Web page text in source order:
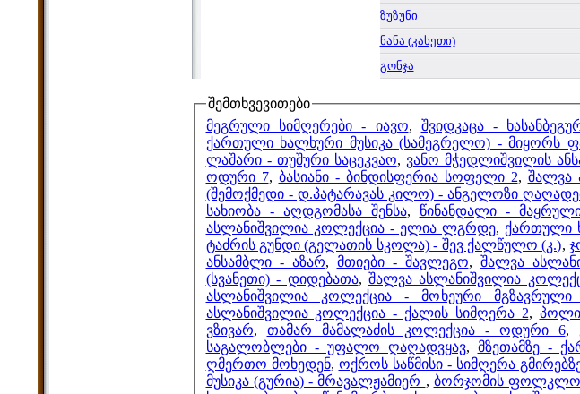
ზუზუნი
ნანა (კახეთი)
გონჯა
შემთხვევითები
მეგრული სიმღერები - იავო, შვიდკაცა -
ქართული ხალხური მუსიკა (სამეგრელო) - მიყორს
ლაშარი - თუშური საცეკვაო, ვანო მჭედლიშვილის
ოდური 7, ბასიანი - ბინდისფერია სოფელი 2, შალვა
(შემოქმედი - დ.პატარავას კილო) - ანგელოზი
სახიობა - აღდგომასა შენსა, წინანდალი -
ასლანიშვილია კოლექცია - ელია ლგრდე, ქართული
ტაძრის გუნდი (გელათის სკოლა) - შევ ქალწულო (კ.),
ანსამბლი - აზარ, მთიები - შავლეგო, შალვა
(სვანეთი) - დიდებათა, შალვა ასლანიშვილია
ასლანიშვილია კოლექცია - მოხეური მგზავრული
ასლანიშვილია კოლექცია - ქალის სიმღერა 2,
ვზივარ, თამარ მამალაძის კოლექცია - ოდური 6,
საგალობლები - უფალო ღაღადვყავ, მზეთამზე -
ღმერთო მოხედენ, ოქროს საწმისი - სიმღერა
მუსიკა (გურია) - მრავალჟამიერ , ბორჯომის